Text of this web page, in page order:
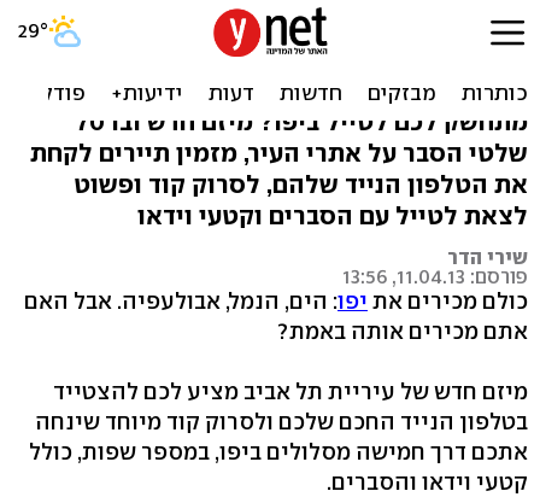
יפו עם הסלולר: 5 מסלולי
טיול בתוך הנייד שלכם
מתחשק לכם לטייל ביפו? מיזם חדש ובו 70
שלטי הסבר על אתרי העיר, מזמין תיירים לקחת
את הטלפון הנייד שלהם, לסרוק קוד ופשוט
לצאת לטייל עם הסברים וקטעי וידאו
שירי הדר
פורסם: 11.04.13, 13:56
כולם מכירים את יפו: הים, הנמל, אבולעפיה. אבל האם
אתם מכירים אותה באמת?
מיזם חדש של עיריית תל אביב מציע לכם להצטייד
בטלפון הנייד החכם שלכם ולסרוק קוד מיוחד שינחה
אתכם דרך חמישה מסלולים ביפו, במספר שפות, כולל
קטעי וידאו והסברים.